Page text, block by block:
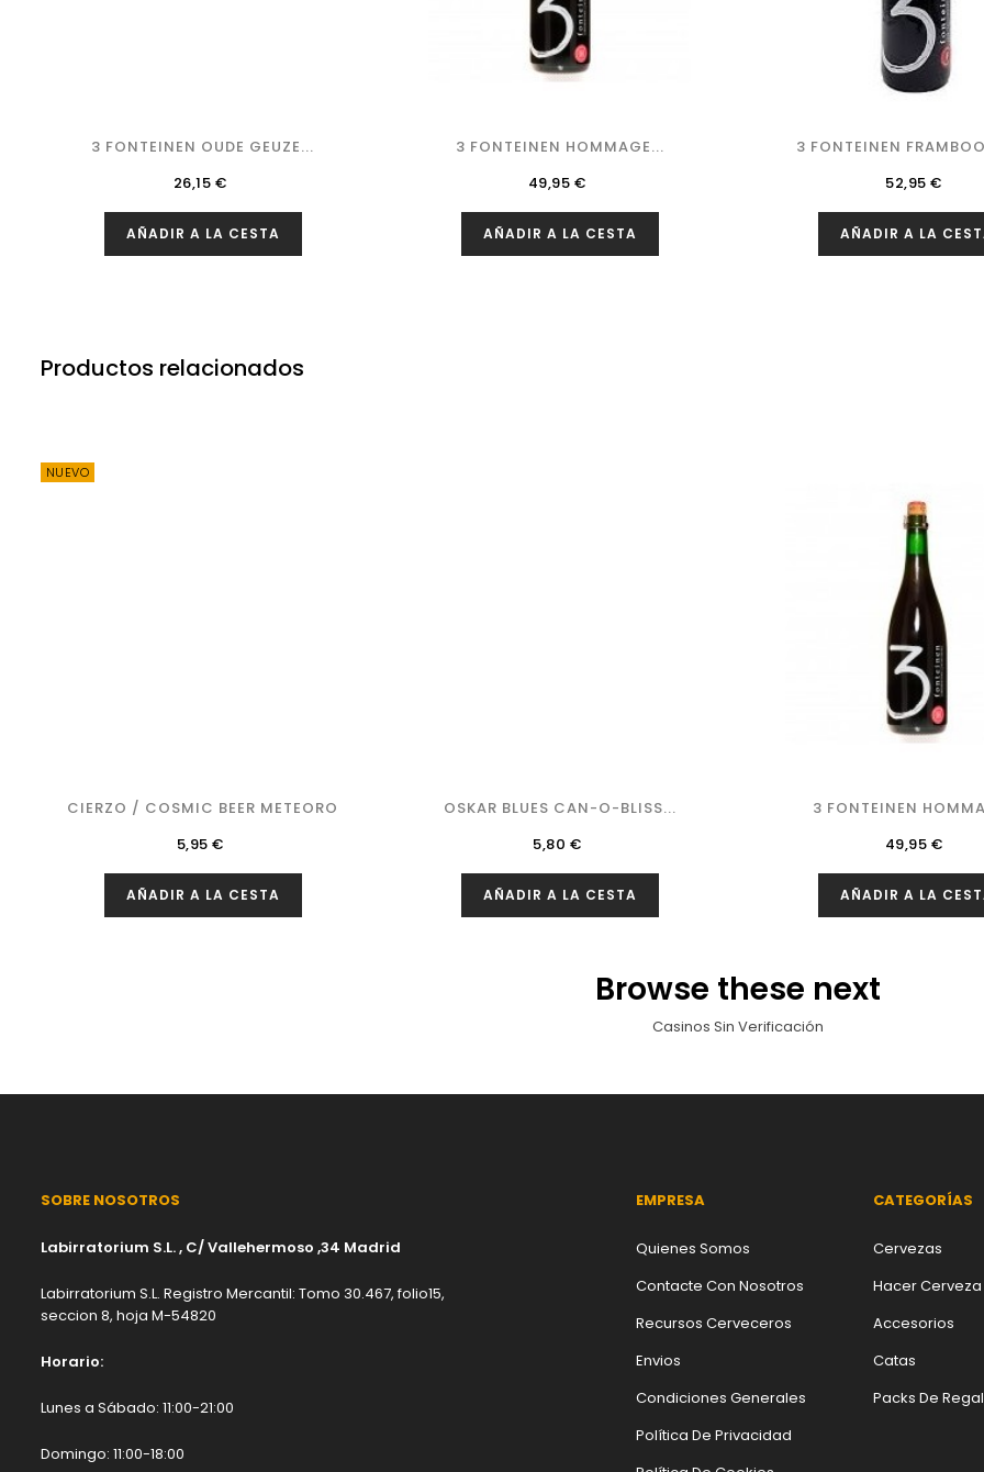
3 FONTEINEN OUDE GEUZE...
Precio
26,15 €
AÑADIR A LA CESTA
3 FONTEINEN HOMMAGE...
Precio
49,95 €
AÑADIR A LA CESTA
3 FONTEINEN
Precio
52,95 €
AÑADIR A LA
Productos relacionados
NUEVO
CIERZO / COSMIC BEER METEORO
Precio
5,95 €
AÑADIR A LA CESTA
OSKAR BLUES CAN-O-BLISS...
Precio
5,80 €
AÑADIR A LA CESTA
3 FONTEINEN
Precio
49,95 €
AÑADIR A LA
Browse these next
Casinos Sin Verificación
SOBRE NOSOTROS
Labirratorium S.L. , C/ Vallehermoso ,34 Madrid
Labirratorium S.L. Registro Mercantil: Tomo 30.467, folio15,
seccion 8, hoja M-54820
Horario:
Lunes a Sábado: 11:00-21:00
Domingo: 11:00-18:00
EMPRESA
Quienes Somos
Contacte Con Nosotros
Recursos Cerveceros
Envios
Condiciones Generales
Política De Privacidad
CATEGORÍAS
Cervezas
Hacer Cerveza
Accesorios
Catas
Packs De